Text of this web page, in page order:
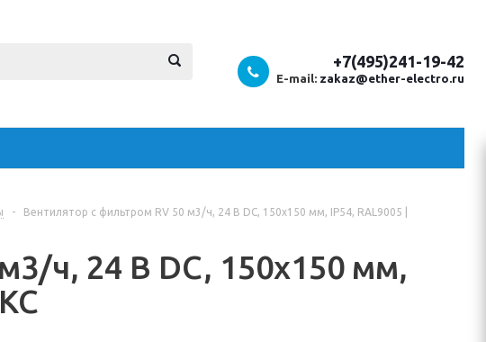
+7(495)241-19-42
E-mail: zakaz@ether-electro.ru
-
Вентилятор с фильтром RV 50 м3/ч, 24 В DC, 150x150 мм, IP54, RAL9005 |
ч, 24 В DC, 150x150 мм,